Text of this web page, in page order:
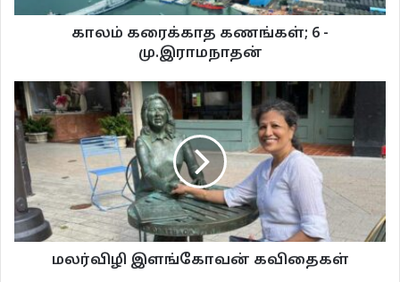
எனக்கு கிட்சனைக் கண்டாலே
பயமாயிருக்கிறது
எப்போதோ அவள் சொன்னது
காற்றலைகளில் தேங்கி அது
என் செவிசேரும்போது சொன்னேன்
வள்ளி மெஸ்ஸில் வாங்கிவருவதாய்
அப்படியெனில்
காலம் கரைக்காத கணங்கள்; 6 -
மு.இராமநாதன்
மலர்விழி இளங்கோவன் கவிதைகள்